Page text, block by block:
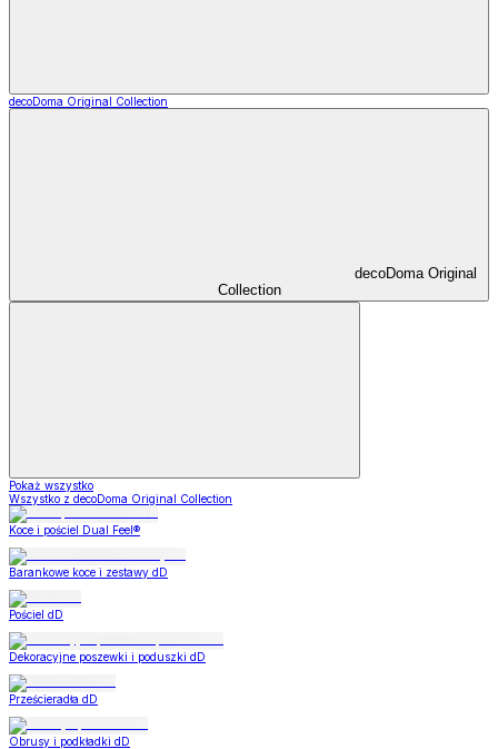
decoDoma Original Collection
decoDoma Original
Collection
Pokaż wszystko
Wszystko z decoDoma Original Collection
Koce i pościel Dual Feel®
Barankowe koce i zestawy dD
Pościel dD
Dekoracyjne poszewki i poduszki dD
Prześcieradła dD
Obrusy i podkładki dD